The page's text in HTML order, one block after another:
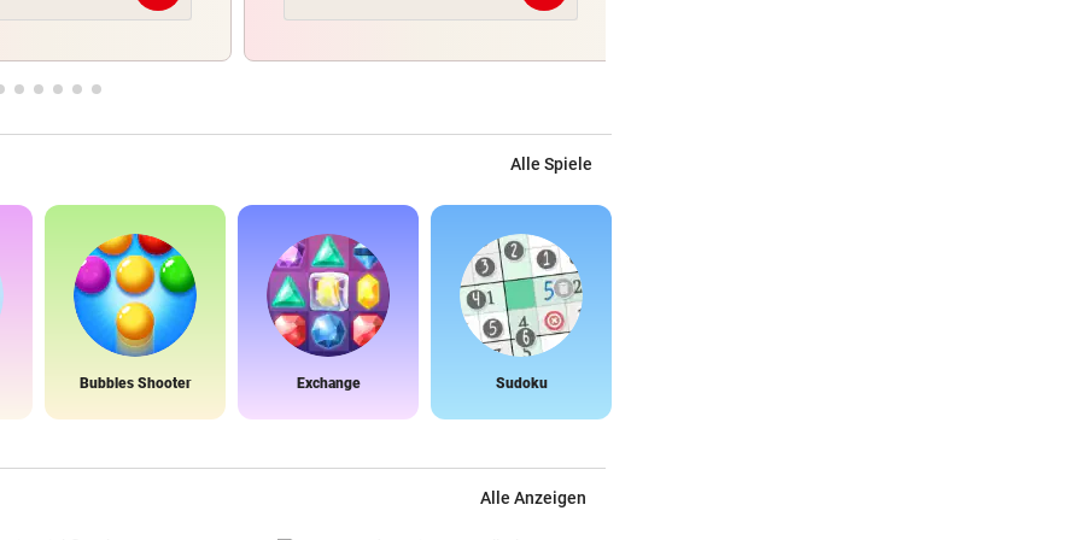
Alle Spiele
Bubbles Shooter Exchange Sudoku
Alle Anzeigen